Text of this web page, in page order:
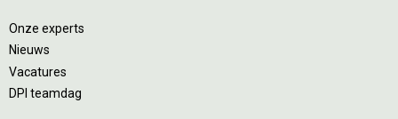
Onze experts
Nieuws
Vacatures
DPI teamdag